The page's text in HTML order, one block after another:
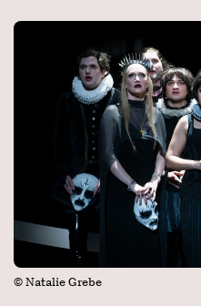
© Natalie Grebe